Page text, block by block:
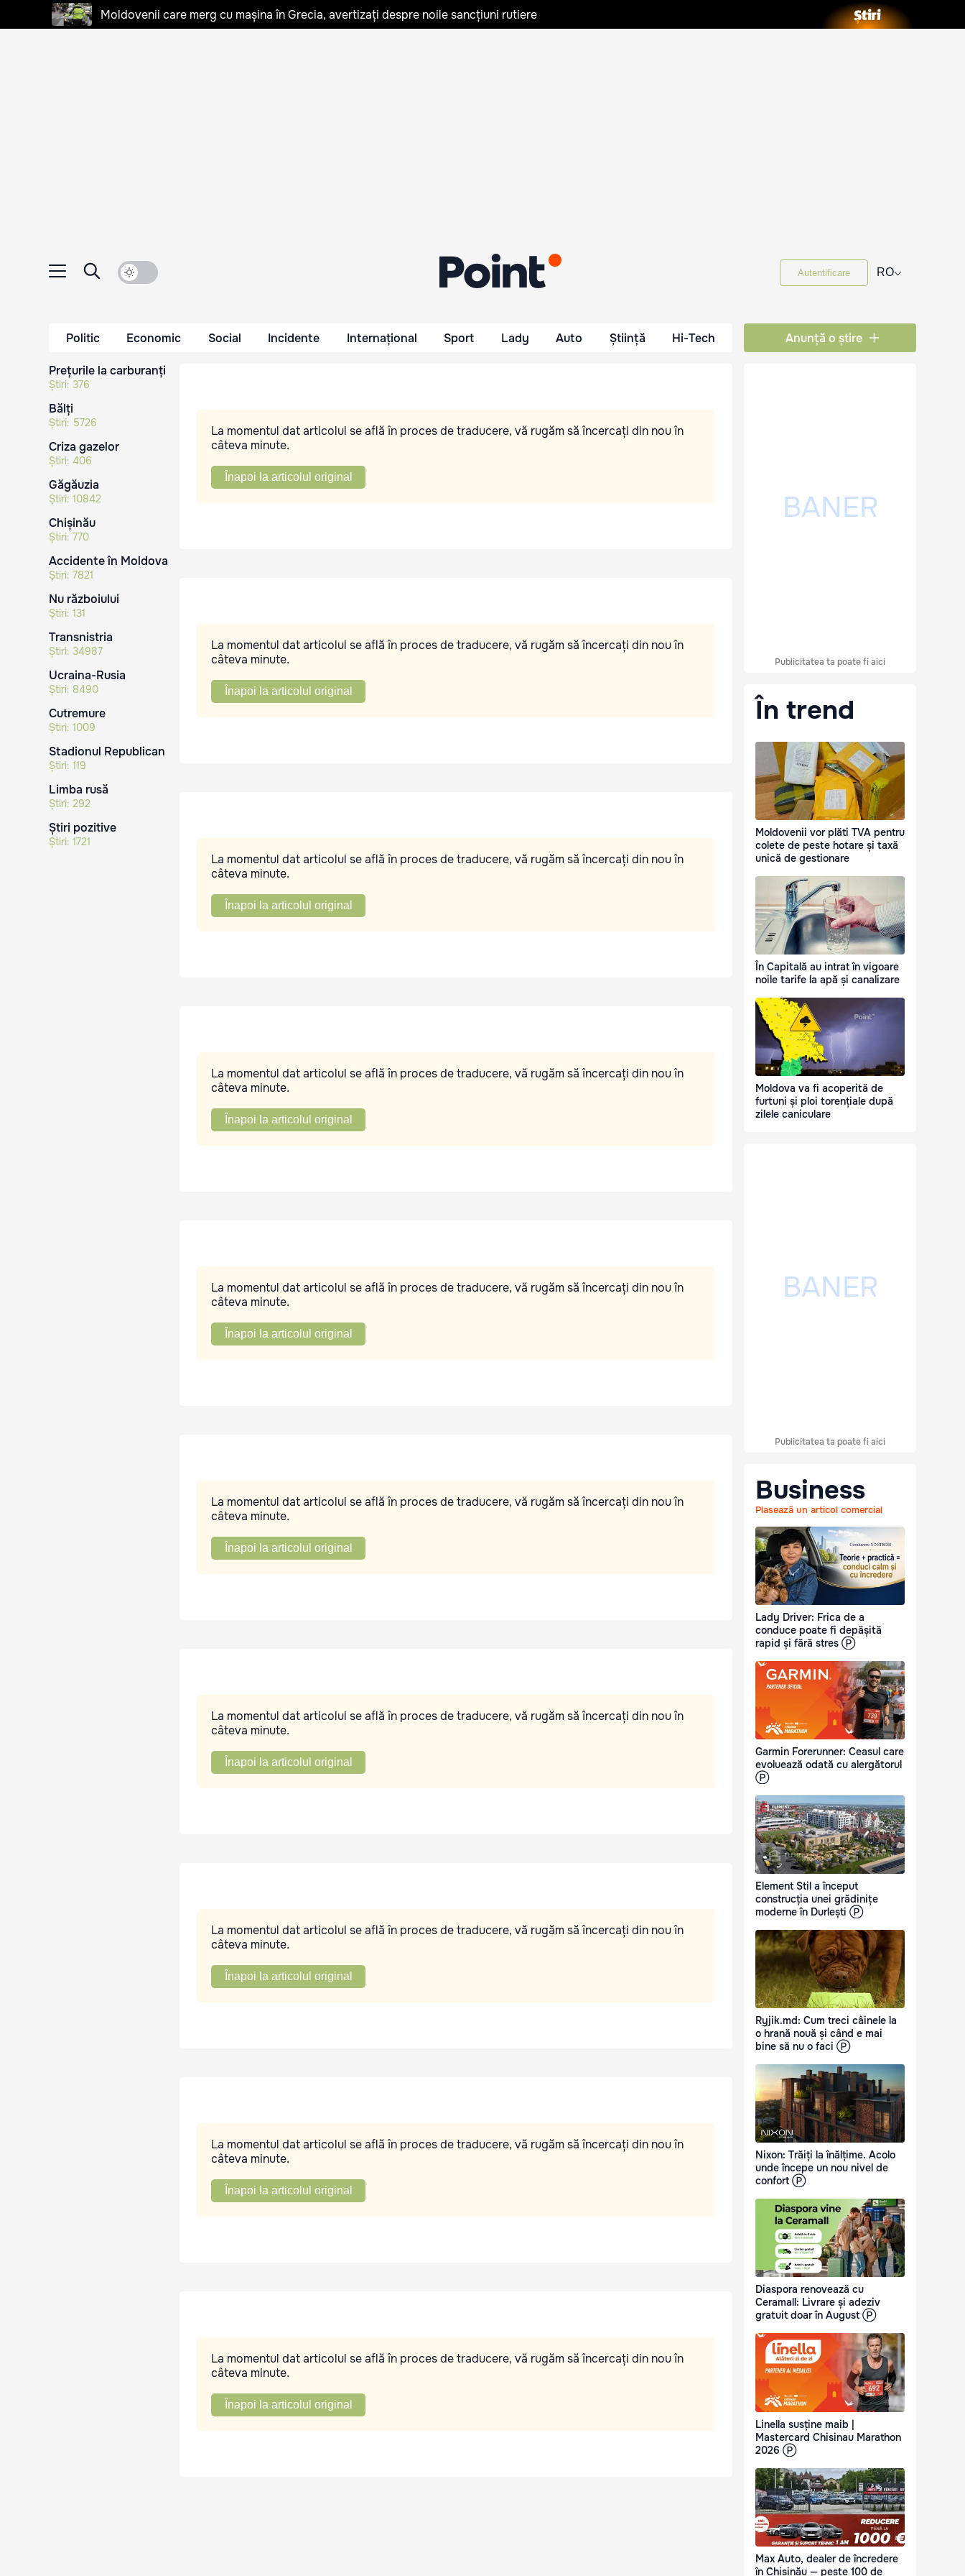
Moldovenii care merg cu mașina în Grecia, avertizați despre noile sancțiuni rutiere
Autentificare RO⌵
Politic Economic Social Incidente Internațional Sport Lady Auto Știință Hi-Tech Anunță o știre
Prețurile la carburanți
Știri: 376
Bălți
Știri: 5726
Criza gazelor
Știri: 406
Găgăuzia
Știri: 10842
Chișinău
Știri: 770
Accidente în Moldova
Știri: 7821
Nu războiului
Știri: 131
Transnistria
Știri: 34987
Ucraina-Rusia
Știri: 8490
Cutremure
Știri: 1009
Stadionul Republican
Știri: 119
Limba rusă
Știri: 292
Știri pozitive
Știri: 1721
La momentul dat articolul se află în proces de traducere, vă rugăm să încercați din nou în
câteva minute.
Înapoi la articolul original
La momentul dat articolul se află în proces de traducere, vă rugăm să încercați din nou în
câteva minute.
Înapoi la articolul original
La momentul dat articolul se află în proces de traducere, vă rugăm să încercați din nou în
câteva minute.
Înapoi la articolul original
La momentul dat articolul se află în proces de traducere, vă rugăm să încercați din nou în
câteva minute.
Înapoi la articolul original
La momentul dat articolul se află în proces de traducere, vă rugăm să încercați din nou în
câteva minute.
Înapoi la articolul original
La momentul dat articolul se află în proces de traducere, vă rugăm să încercați din nou în
câteva minute.
Înapoi la articolul original
La momentul dat articolul se află în proces de traducere, vă rugăm să încercați din nou în
câteva minute.
Înapoi la articolul original
La momentul dat articolul se află în proces de traducere, vă rugăm să încercați din nou în
câteva minute.
Înapoi la articolul original
La momentul dat articolul se află în proces de traducere, vă rugăm să încercați din nou în
câteva minute.
Înapoi la articolul original
La momentul dat articolul se află în proces de traducere, vă rugăm să încercați din nou în
câteva minute.
Înapoi la articolul original
Publicitatea ta poate fi aici
În trend
Moldovenii vor plăti TVA pentru
colete de peste hotare și taxă
unică de gestionare
În Capitală au intrat în vigoare
noile tarife la apă și canalizare
Moldova va fi acoperită de
furtuni și ploi torențiale după
zilele caniculare
Publicitatea ta poate fi aici
Business
Plasează un articol comercial
Lady Driver: Frica de a
conduce poate fi depășită
rapid și fără stres Ⓟ
Garmin Forerunner: Ceasul care
evoluează odată cu alergătorul
Ⓟ
Element Stil a început
construcția unei grădinițe
moderne în Durlești Ⓟ
Ryjik.md: Cum treci câinele la
o hrană nouă și când e mai
bine să nu o faci Ⓟ
Nixon: Trăiți la înălțime. Acolo
unde începe un nou nivel de
confort Ⓟ
Diaspora renovează cu
Ceramall: Livrare și adeziv
gratuit doar în August Ⓟ
Linella susține maib |
Mastercard Chisinau Marathon
2026 Ⓟ
Max Auto, dealer de încredere
în Chișinău — peste 100 de